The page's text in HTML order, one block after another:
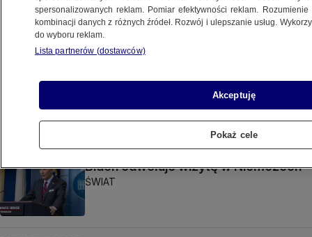
Ukrainy jest w NATO
ŚWIAT
"Wiele rosyjskich operacji", kilka
w "kluczowych stanach"
Biden odwołuje wizytę w Niemczech
ŚWIAT
spersonalizowanych reklam. Pomiar efektywności reklam.
kombinacji danych z różnych źródeł. Rozwój i ulepszanie usług.
do wyboru reklam.
Lista partnerów (dostawców)
Akceptuję
Pokaż cele